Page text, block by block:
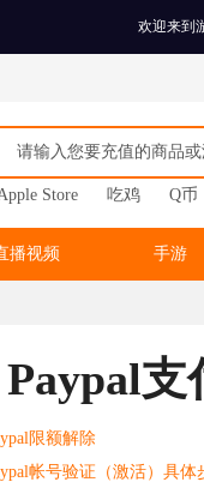
欢迎来到
Store 吃鸡 Q币
播视频 手游
支
限额解除
帐号验证（激活）具体